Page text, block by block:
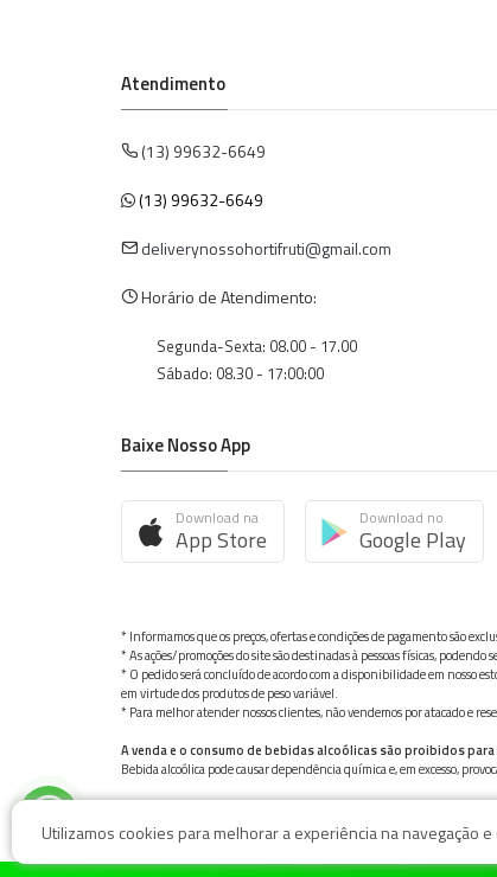
Atendimento
(13) 99632-6649
(13) 99632-6649
deliverynossohortifruti@gmail.com
Horário de Atendimento:
Segunda-Sexta: 08.00 - 17.00
Sábado: 08.30 - 17:00:00
Baixe Nosso App
Download na
App Store
Download no
Google Play
* Informamos que os preços, ofertas e condições de pagamento são
* As ações/promoções do site são destinadas à pessoas físicas,
* O pedido será concluído de acordo com a disponibilidade em nosso
em virtude dos produtos de peso variável.
* Para melhor atender nossos clientes, não vendemos por atacado e
A venda e o consumo de bebidas alcoólicas são proibidos para
Bebida alcoólica pode causar dependência química e, em excesso,
Utilizamos cookies para melhorar a experiência na navegação